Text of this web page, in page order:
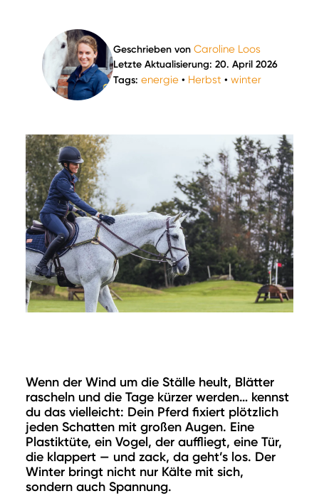
Geschrieben von Caroline Loos
Letzte Aktualisierung: 20. April 2026
Tags: energie• Herbst • winter
Wenn der Wind um die Ställe heult, Blätter
rascheln und die Tage kürzer werden… kennst
du das vielleicht: Dein Pferd fixiert plötzlich
jeden Schatten mit großen Augen. Eine
Plastiktüte, ein Vogel, der auffliegt, eine Tür,
die klappert — und zack, da geht’s los. Der
Winter bringt nicht nur Kälte mit sich,
sondern auch Spannung.